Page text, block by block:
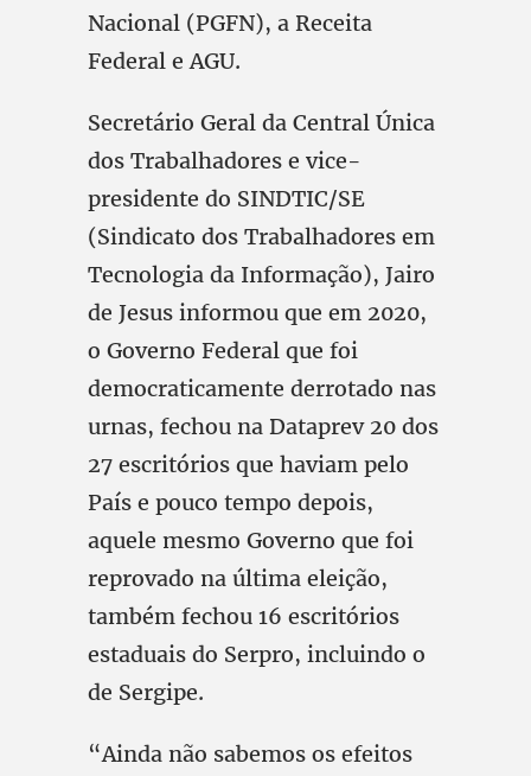
Nacional (PGFN), a Receita
Federal e AGU.
Secretário Geral da Central Única
dos Trabalhadores e vice-
presidente do SINDTIC/SE
(Sindicato dos Trabalhadores em
Tecnologia da Informação), Jairo
de Jesus informou que em 2020,
o Governo Federal que foi
democraticamente derrotado nas
urnas, fechou na Dataprev 20 dos
27 escritórios que haviam pelo
País e pouco tempo depois,
aquele mesmo Governo que foi
reprovado na última eleição,
também fechou 16 escritórios
estaduais do Serpro, incluindo o
de Sergipe.
“Ainda não sabemos os efeitos